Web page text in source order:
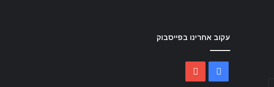
עקוב אחרינו בפייסבוק
Facebook